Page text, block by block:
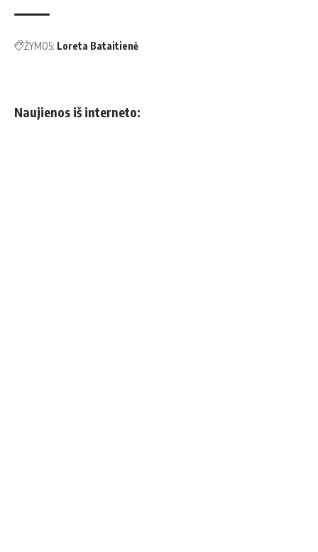
ŽYMOS: Loreta Bataitienė
Naujienos iš interneto: